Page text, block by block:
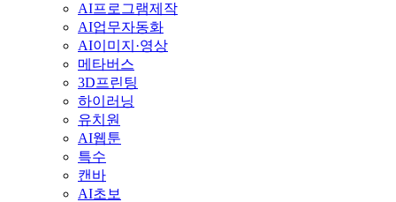
AI프로그램제작
AI업무자동화
AI이미지·영상
메타버스
3D프린팅
하이러닝
유치원
AI웹툰
특수
캔바
AI초보